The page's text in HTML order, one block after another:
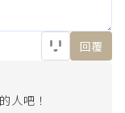
回覆
人吧！